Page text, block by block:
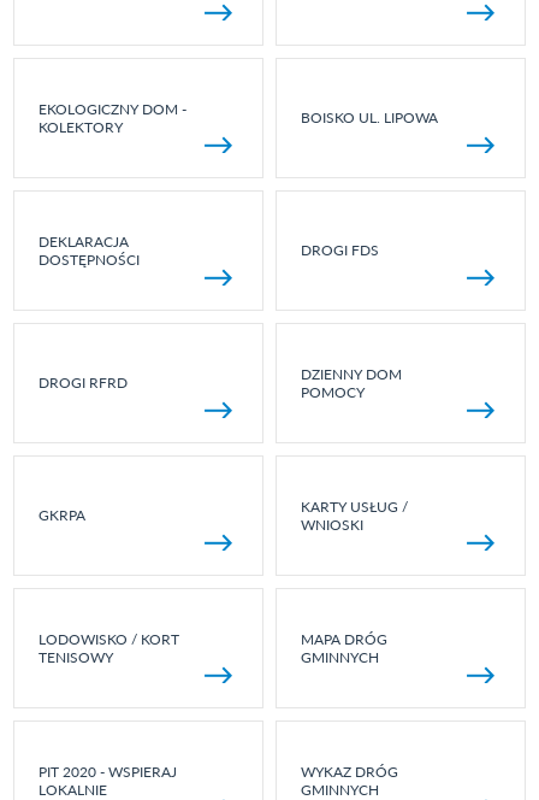
EKOLOGICZNY DOM -
KOLEKTORY
BOISKO UL. LIPOWA
DEKLARACJA
DOSTĘPNOŚCI
DROGI FDS
DROGI RFRD
DZIENNY DOM
POMOCY
GKRPA
KARTY USŁUG /
WNIOSKI
LODOWISKO / KORT
TENISOWY
MAPA DRÓG
GMINNYCH
PIT 2020 - WSPIERAJ
LOKALNIE
WYKAZ DRÓG
GMINNYCH